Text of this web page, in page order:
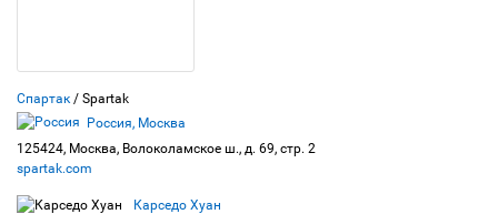
Спартак / Spartak
Россия, Москва
125424, Москва, Волоколамское ш., д. 69, стр. 2
spartak.com
Карседо Хуан